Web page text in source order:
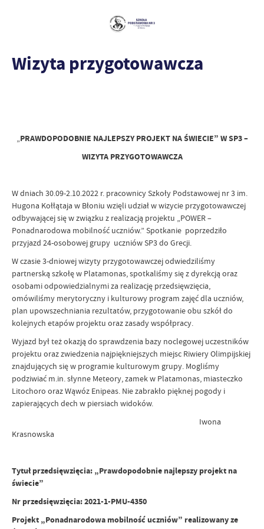
Wizyta przygotowawcza
„PRAWDOPODOBNIE NAJLEPSZY PROJEKT NA ŚWIECIE” W SP3 –
WIZYTA PRZYGOTOWAWCZA
W dniach 30.09-2.10.2022 r. pracownicy Szkoły Podstawowej nr 3 im.
Hugona Kołłątaja w Błoniu wzięli udział w wizycie przygotowawczej
odbywającej się w związku z realizacją projektu „POWER –
Ponadnarodowa mobilność uczniów.” Spotkanie poprzedziło
przyjazd 24-osobowej grupy uczniów SP3 do Grecji.
W czasie 3-dniowej wizyty przygotowawczej odwiedziliśmy
partnerską szkołę w Platamonas, spotkaliśmy się z dyrekcją oraz
osobami odpowiedzialnymi za realizację przedsięwzięcia,
omówiliśmy merytoryczny i kulturowy program zajęć dla uczniów,
plan upowszechniania rezultatów, przygotowanie obu szkół do
kolejnych etapów projektu oraz zasady współpracy.
Wyjazd był też okazją do sprawdzenia bazy noclegowej uczestników
projektu oraz zwiedzenia najpiękniejszych miejsc Riwiery Olimpijskiej
znajdujących się w programie kulturowym grupy. Mogliśmy
podziwiać m.in. słynne Meteory, zamek w Platamonas, miasteczko
Litochoro oraz Wąwóz Enipeas. Nie zabrakło pięknej pogody i
zapierających dech w piersiach widoków.
Iwona
Krasnowska
Tytuł przedsięwzięcia: „Prawdopodobnie najlepszy projekt na
świecie”
Nr przedsięwzięcia: 2021-1-PMU-4350
Projekt „Ponadnarodowa mobilność uczniów” realizowany ze